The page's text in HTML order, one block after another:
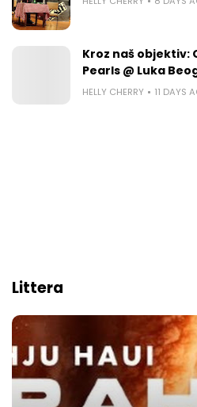
Kroz naš objektiv:
Pearls @ Luka
HELLY CHERRY 11 DAYS
Littera